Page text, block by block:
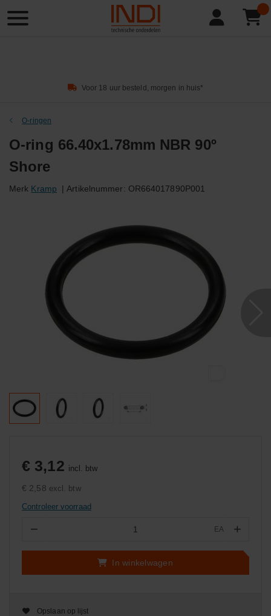
Product
zoeken
Voor 18 uur besteld, morgen in huis*
O-ringen
O-ring 66.40x1.78mm NBR 90º
Shore
Merk Kramp | Artikelnummer: OR664017890P001
€ 3,12 incl. btw
€ 2,58 excl. btw
Controleer voorraad
− EA +
In winkelwagen
Opslaan op lijst